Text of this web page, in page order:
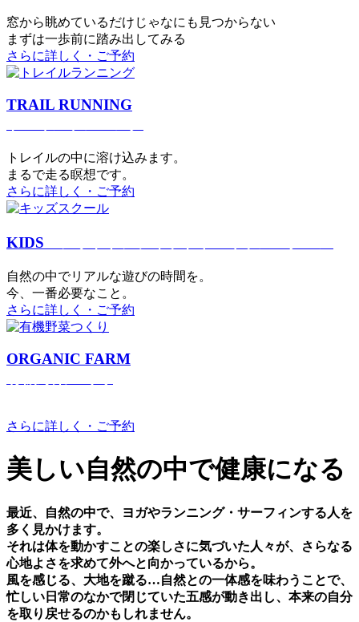
窓から眺めているだけじゃなにも見つからない
まずは一歩前に踏み出してみる
さらに詳しく・ご予約
TRAIL RUNNING
トレイルの中に溶け込みます。
まるで⾛る瞑想です。
さらに詳しく・ご予約
KIDS
⾃然の中でリアルな遊びの時間を。
今、⼀番必要なこと。
さらに詳しく・ご予約
ORGANIC FARM
さらに詳しく・ご予約
美しい⾃然の中で健康になる
最近、⾃然の中で、ヨガやランニング・サーフィンする⼈を
多く⾒かけます。
それは体を動かすことの楽しさに気づいた⼈々が、さらなる
⼼地よさを求めて外へと向かっているから。
⾵を感じる、⼤地を蹴る…⾃然との⼀体感を味わうことで、
忙しい⽇常のなかで閉じていた五感が動き出し、本来の⾃分
を取り戻せるのかもしれません。